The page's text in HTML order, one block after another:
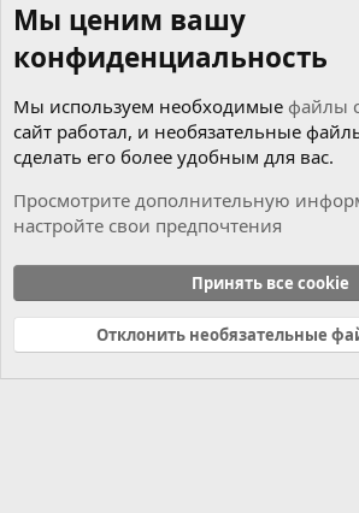
Cookies
Russian (RU)
Связь с нами
Условия и правила
Политика конфиденциальности
Справка
Мы ценим вашу
конфиденциальность
Мы используем необходимые файлы
сайт работал, и необязательные
сделать его более удобным для вас.
Просмотрите дополнительную
настройте свои предпочтения
Принять все cookie
Отклонить необязательные